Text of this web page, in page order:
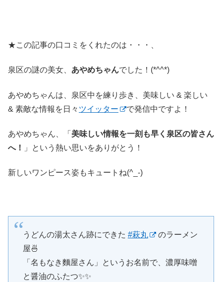
★この記事の口コミをくれたのは・・・、
泉区の謎の美女、 あやめちゃんでした！(*^^*)
あやめちゃんは、泉区中を練り歩き、美味しい & 楽しい
& 素敵な情報を日々 ツイッター で発信中ですよ！
あやめちゃん、「 美味しい情報を一刻も早く泉区の皆さん
へ！
」という熱い思いをありがとう！
新しいワンピース姿もキュートね(^_-)
うどんの湯太さん跡にできた #萩丸
のラーメン
屋🍜
「名もなき麵屋さん」というお名前で、濃厚味噌
と醤油のふたつ✨✨